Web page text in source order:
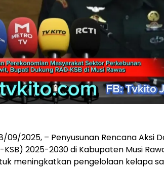
09/2025, – Penyusunan Rencana Aksi
2025-2030 di Kabupaten Musi
meningkatkan pengelolaan kelapa